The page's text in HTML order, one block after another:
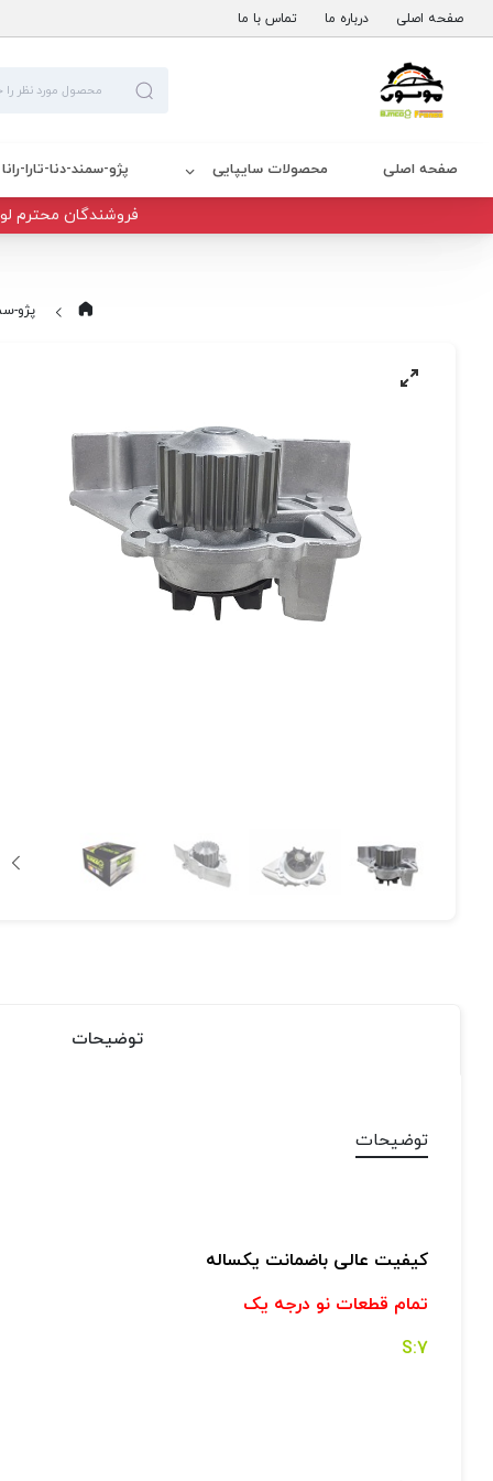
صفحه اصلی درباره ما تماس با ما
صفحه اصلی محصولات سایپایی پژو-سمند-دنا-تارا-رانا
فروشندگان محترم
پژو-
توضیحات
توضیحات
کیفیت عالی باضمانت یکساله
تمام قطعات نو درجه یک
7:S